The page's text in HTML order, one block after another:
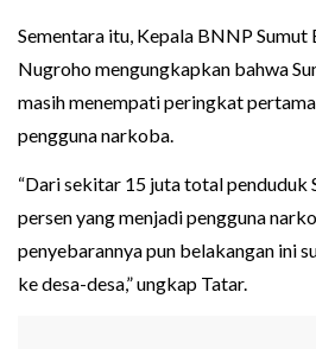
Sementara itu, Kepala BNNP
Nugroho mengungkapkan bahwa
masih menempati peringkat
pengguna narkoba.
“Dari sekitar 15 juta total penduduk
persen yang menjadi pengguna
penyebarannya pun belakangan ini
ke desa-desa,” ungkap Tatar.